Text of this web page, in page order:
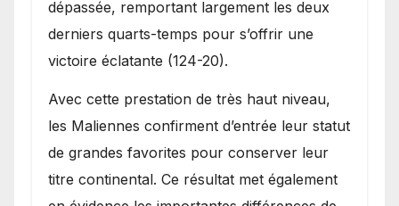
dépassée, remportant largement les deux
derniers quarts-temps pour s’offrir une
victoire éclatante (124-20).
Avec cette prestation de très haut niveau,
les Maliennes confirment d’entrée leur statut
de grandes favorites pour conserver leur
titre continental. Ce résultat met également